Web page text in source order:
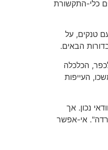
כלי-התקשורת
טנקים, על
הבאים.
הכלכלה
העייפות
נכון. אך
אי-אפשר